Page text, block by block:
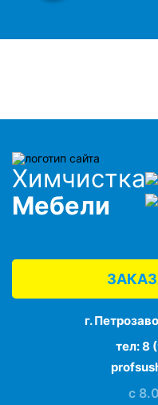
Химчистка
Мебели
г.
тел:8
с